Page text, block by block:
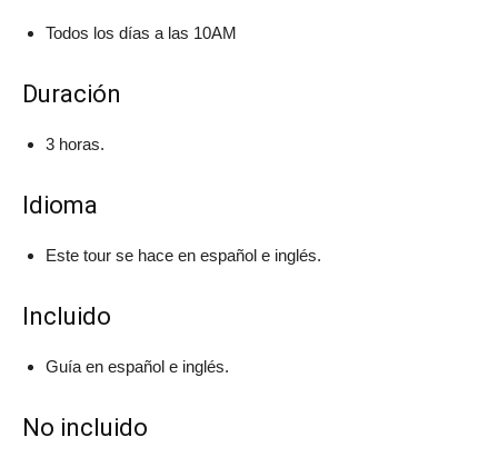
Todos los días a las 10AM
Duración
3 horas.
Idioma
Este tour se hace en español e inglés.
Incluido
Guía en español e inglés.
No incluido